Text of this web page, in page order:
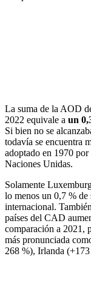
La suma de la AOD
2022 equivale a un
Si bien no se
todavía se encuentra
adoptado en 1970
Naciones Unidas.
Solamente
lo menos un 0,7 % de
internacional.
países del CAD
comparación a 2021,
más pronunciada
268 %), Irlanda